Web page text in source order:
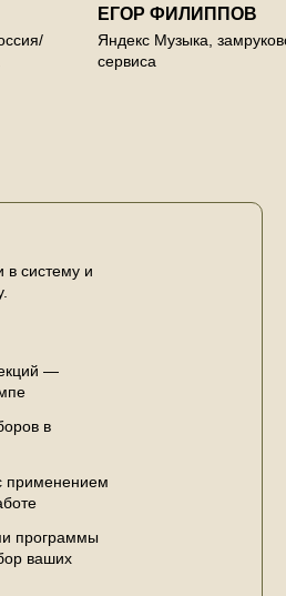
ЕГОР ФИЛИППОВ
Яндекс Музыка,
сервиса
—
в
применением
программы
ваших
в систему и